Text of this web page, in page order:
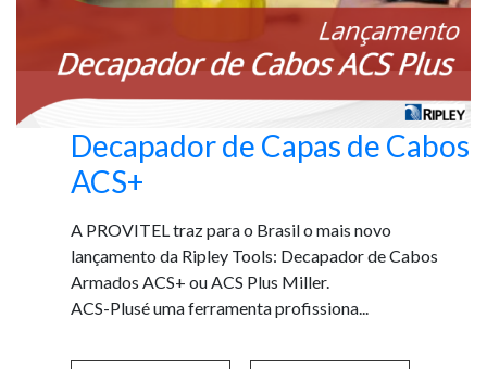
Decapador de Capas de Cabos
ACS+
A PROVITEL traz para o Brasil o mais novo
lançamento da Ripley Tools: Decapador de Cabos
Armados ACS+ ou ACS Plus Miller.
ACS-Plusé uma ferramenta profissiona...